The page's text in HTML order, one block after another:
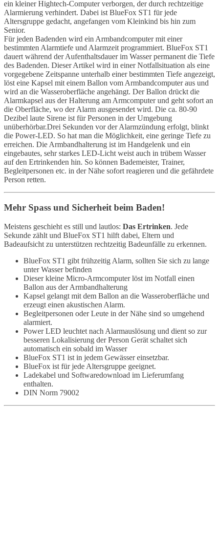
ein kleiner Hightech-Computer verborgen, der durch rechtzeitige
Alarmierung verhindert. Dabei ist BlueFox ST1 für jede
Altersgruppe gedacht, angefangen vom Kleinkind bis hin zum
Senior.
Für jeden Badenden wird ein Armbandcomputer mit einer
bestimmten Alarmtiefe und Alarmzeit programmiert. BlueFox ST1
dauert während der Aufenthaltsdauer im Wasser permanent die Tiefe
des Badenden. Dieser Artikel wird in einer Notfallsituation als eine
vorgegebene Zeitspanne unterhalb einer bestimmten Tiefe angezeigt,
löst eine Kapsel mit einem Ballon vom Armbandcomputer aus und
wird an die Wasseroberfläche angehängt. Der Ballon drückt die
Alarmkapsel aus der Halterung am Armcomputer und geht sofort an
die Oberfläche, wo der Alarm ausgesendet wird. Die ca. 80-90
Dezibel laute Sirene ist für Personen in der Umgebung
unüberhörbar.Drei Sekunden vor der Alarmzündung erfolgt, blinkt
die Power-LED. So hat man die Möglichkeit, eine geringe Tiefe zu
erreichen. Die Armbandhalterung ist im Handgelenk und ein
eingebautes, sehr starkes LED-Licht weist auch in trübem Wasser
auf den Ertrinkenden hin. So können Bademeister, Trainer,
Begleitpersonen etc. in der Nähe sofort reagieren und die gefährdete
Person retten.
Mehr Spass und Sicherheit beim Baden!
Meistens geschieht es still und lautlos: Das Ertrinken. Jede
Sekunde zählt und BlueFox ST1 hilft dabei, Eltern und
Badeaufsicht zu unterstützen rechtzeitig Badeunfälle zu erkennen.
BlueFox ST1 gibt frühzeitig Alarm, sollten Sie sich zu lange
unter Wasser befinden
Dieser kleine Micro-Armcomputer löst im Notfall einen
Ballon aus der Armbandhalterung
Kapsel gelangt mit dem Ballon an die Wasseroberfläche und
erzeugt einen akustischen Alarm.
Begleitpersonen oder Leute in der Nähe sind so umgehend
alarmiert.
Power LED leuchtet nach Alarmauslösung und dient so zur
besseren Lokalisierung der Person Gerät schaltet sich
automatisch ein sobald im Wasser
BlueFox ST1 ist in jedem Gewässer einsetzbar.
BlueFox ist für jede Altersgruppe geeignet.
Ladekabel und Softwaredownload im Lieferumfang
enthalten.
DIN Norm 79002